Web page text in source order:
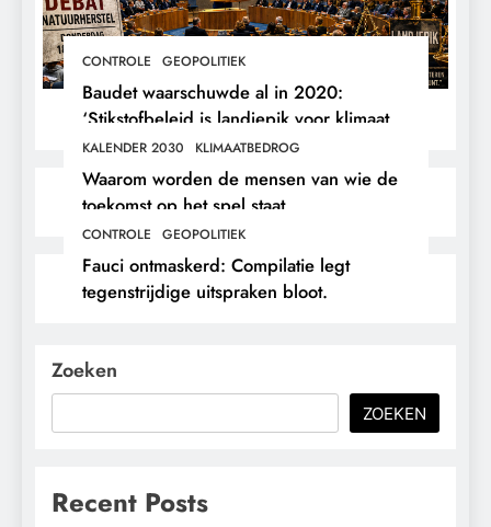
CONTROLE GEOPOLITIEK
Baudet waarschuwde al in 2020:
‘Stikstofbeleid is landjepik voor klimaat
en immigratie’.
KALENDER 2030 KLIMAATBEDROG
Waarom worden de mensen van wie de
toekomst op het spel staat,
buitengesloten?
CONTROLE GEOPOLITIEK
Fauci ontmaskerd: Compilatie legt
tegenstrijdige uitspraken bloot.
Zoeken
ZOEKEN
Recent Posts